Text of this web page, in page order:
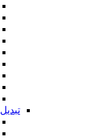
تبدیل